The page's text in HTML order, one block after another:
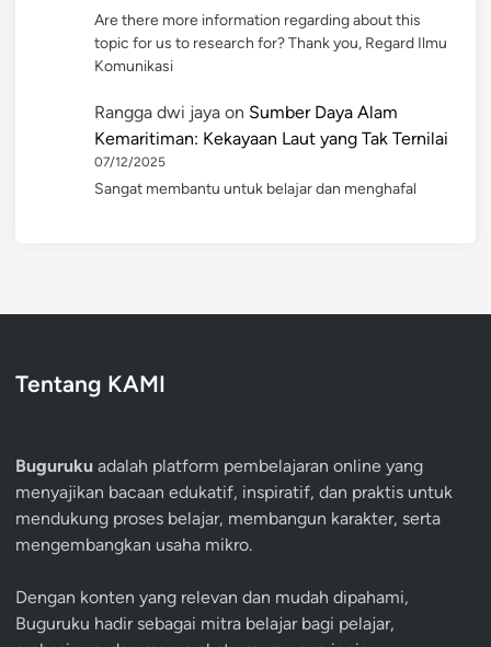
Are there more information regarding about this
topic for us to research for? Thank you, Regard Ilmu
Komunikasi
Rangga dwi jaya on Sumber Daya Alam
Kemaritiman: Kekayaan Laut yang Tak Ternilai
07/12/2025
Sangat membantu untuk belajar dan menghafal
Tentang KAMI
Buguruku adalah platform pembelajaran online yang
menyajikan bacaan edukatif, inspiratif, dan praktis untuk
mendukung proses belajar, membangun karakter, serta
mengembangkan usaha mikro.
Dengan konten yang relevan dan mudah dipahami,
Buguruku hadir sebagai mitra belajar bagi pelajar,